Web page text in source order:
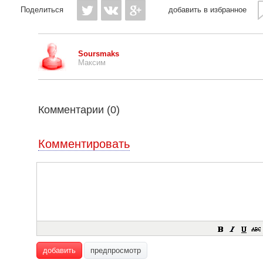
Поделиться добавить в избранное
Soursmaks
Максим
Комментарии (0)
Комментировать
добавить предпросмотр